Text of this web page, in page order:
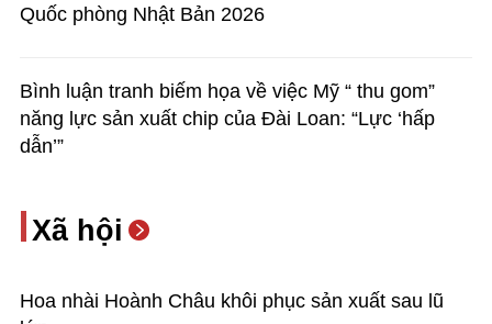
Quốc phòng Nhật Bản 2026
Bình luận tranh biếm họa về việc Mỹ “ thu gom”
năng lực sản xuất chip của Đài Loan: “Lực ‘hấp
dẫn’”
Xã hội
Hoa nhài Hoành Châu khôi phục sản xuất sau lũ